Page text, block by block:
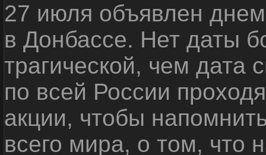
27 июля объявлен
в Донбассе. Нет даты
трагической, чем дата
по всей России
акции, чтобы
всего мира, о том, что